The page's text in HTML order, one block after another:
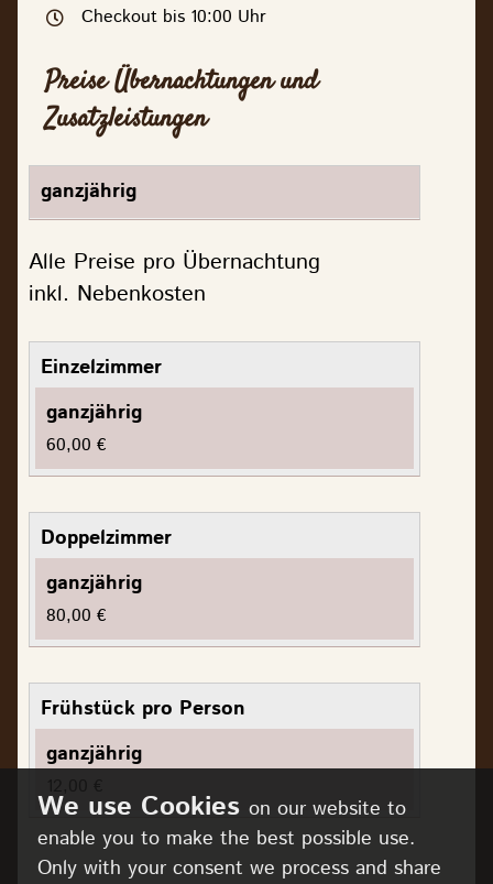
Checkout bis 10:00 Uhr
Preise Übernachtungen und
Zusatzleistungen
Alle Preise pro Übernachtung
inkl. Nebenkosten
Einzelzimmer
60,00 €
Doppelzimmer
80,00 €
Frühstück pro Person
on our website to
enable you to make the best possible use.
Only with your consent we process and share